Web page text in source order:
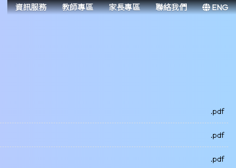
資訊服務 教師專區 家長專區 聯絡我們 ENG
.pdf
.pdf
.pdf